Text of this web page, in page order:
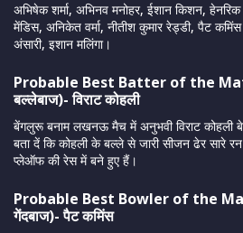
अभिषेक शर्मा, अभिनव मनोहर, ईशान किशन,
मेंडिस, अनिकेत वर्मा, नीतीश कुमार रेड्डी, पैट
अंसारी, इशान मलिंगा।
Probable Best Batter of the
बल्लेबाज)- विराट कोहली
बेंगलुरू बनाम लखनऊ मैच में अनुभवी विराट कोहली
बता दें कि कोहली के बल्ले से जारी सीजन ढेर सारे
प्लेऑफ की रेस में बने हुए हैं।
Probable Best Bowler of the
गेंदबाज)- पैट कमिंस